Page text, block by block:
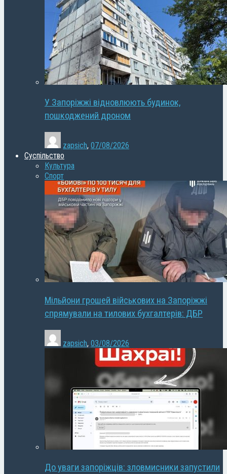
У Запоріжжі відновлюють будинок,
пошкоджений дроном
zapsich, 07/08/2026
Суспільство
Культура
Спорт
Мільйони грошей військових на Запоріжжі
спрямували на тилових бухгалтерів: ДБР
zapsich, 03/08/2026
До уваги запоріжців: зловмисники запустили